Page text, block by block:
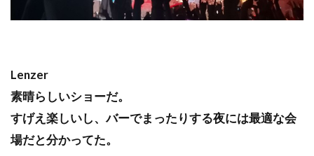
Lenzer
素晴らしいショーだ。
すげえ楽しいし、バーでまったりする夜には最適な会
場だと分かってた。